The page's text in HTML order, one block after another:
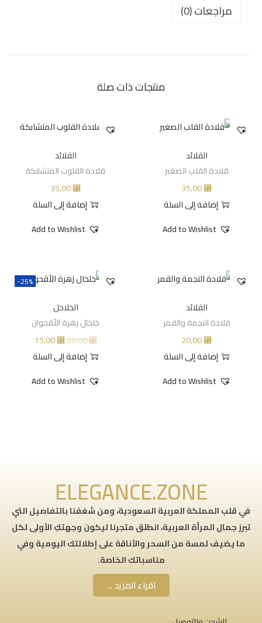
مراجعات (0)
منتجات ذات صلة
القلائد
قلادة القلب الصغير
⃁
إضافة إلى السلة
Add to Wishlist
القلائد
قلادة القلوب المتشابكة
⃁
إضافة إلى السلة
Add to Wishlist
القلائد
قلادة النجمة والقمر
⃁
إضافة إلى السلة
Add to Wishlist
-25%
الخلاخل
خلخال زهرة الأقحوان
⃁
20,00
⃁
15,00
إضافة إلى السلة
Add to Wishlist
ELEGANCE.ZONE
في قلب المملكة العربية السعودية، ومن شغفنا بالتفاصيل التي
تبرز جمال المرأة العربية، انطلق متجرنا ليكون وجهتكِ الأولى لكل
ما يضيف لمسة من السحر والأناقة على إطلالتك اليومية وفي
مناسباتك الخاصة.
اقراء المزيد ...